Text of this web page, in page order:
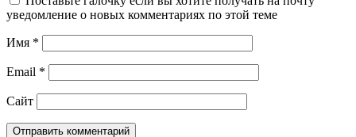
уведомление о новых комментариях по этой теме
Имя *
Email *
Сайт